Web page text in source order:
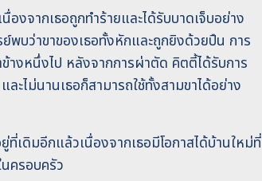
องจากเธอถูกทำร้ายและได้รับบาดเจ็บอย่าง
พบว่าขาของเธอทั้งหักและถูกยิงด้วยปืน การ
างหนึ่งไป หลังจากการผ่าตัด คิตตี้ได้รับการ
ไม่นานเธอก็สามารถใช้ทั้งสามขาได้อย่าง
ที่เดิมอีกแล้วเนื่องจากเธอมีโอกาสได้บ้านใหม่ที่
ครอบครัว